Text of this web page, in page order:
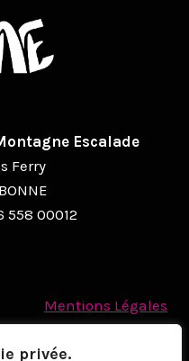
privée.
Escalade
Ferry
558 00012
Mentions Légales
Politique des cookies
à caractère personnel